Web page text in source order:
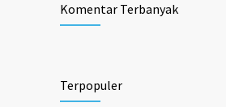
Komentar Terbanyak
Terpopuler